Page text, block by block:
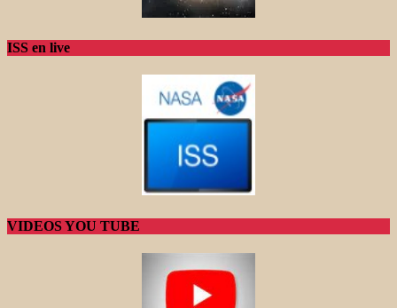
ISS en live
VIDEOS YOU TUBE